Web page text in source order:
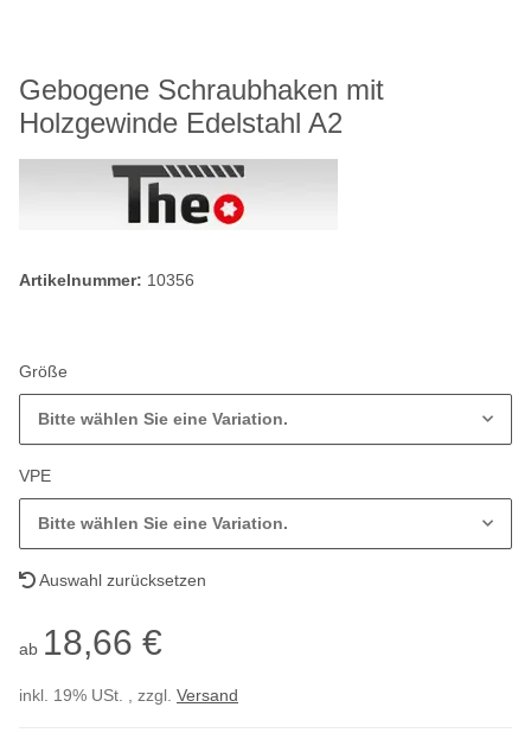
Gebogene Schraubhaken mit
Holzgewinde Edelstahl A2
Artikelnummer: 10356
Größe
Bitte wählen Sie eine Variation.
VPE
Bitte wählen Sie eine Variation.
Auswahl zurücksetzen
ab 18,66 €
inkl. 19% USt. , zzgl. Versand